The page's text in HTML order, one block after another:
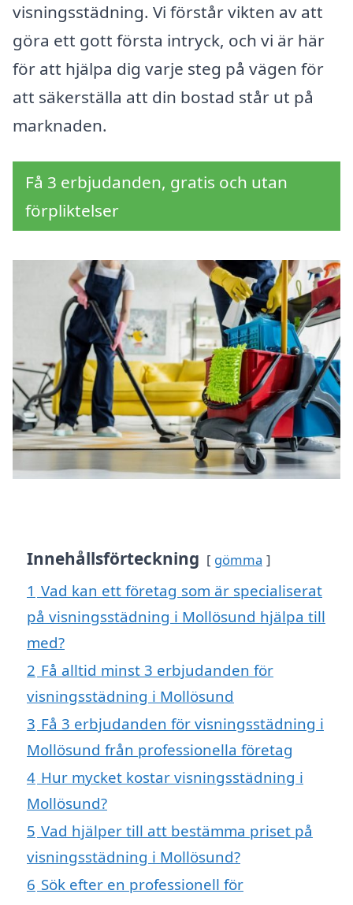
visningsstädning. Vi förstår vikten av att
göra ett gott första intryck, och vi är här
för att hjälpa dig varje steg på vägen för
att säkerställa att din bostad står ut på
marknaden.
Få 3 erbjudanden, gratis och utan
förpliktelser
Innehållsförteckning gömma
1 Vad kan ett företag som är specialiserat
på visningsstädning i Mollösund hjälpa till
med?
2 Få alltid minst 3 erbjudanden för
visningsstädning i Mollösund
3 Få 3 erbjudanden för visningsstädning i
Mollösund från professionella företag
4 Hur mycket kostar visningsstädning i
Mollösund?
5 Vad hjälper till att bestämma priset på
visningsstädning i Mollösund?
6 Sök efter en professionell för